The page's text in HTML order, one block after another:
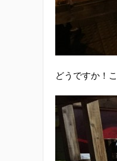
どうですか！